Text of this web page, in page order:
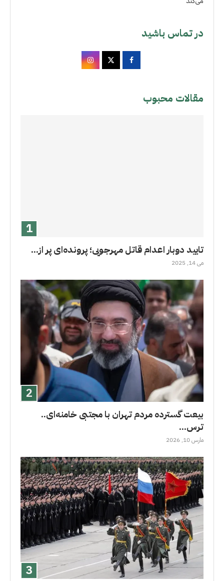
در تماس باشید
مقالات محبوب
تایید دوبار اعدام قاتل مهرجویی؛ پرونده‌ای پر از...
می 14, 2025
بیعت گسترده مردم تهران با مجتبی خامنه‌ای..
ترس...
مارس 10, 2026